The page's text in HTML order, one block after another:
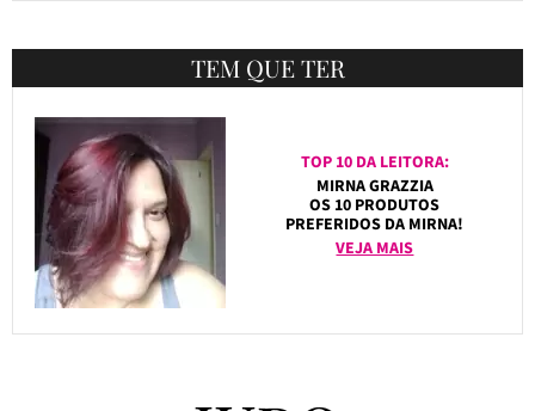
TEM QUE TER
TOP 10 DA LEITORA:
MIRNA GRAZZIA
OS 10 PRODUTOS
PREFERIDOS DA MIRNA!
VEJA MAIS